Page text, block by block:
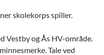
skolekorps spiller.
Vestby og Ås HV-område.
Tale ved